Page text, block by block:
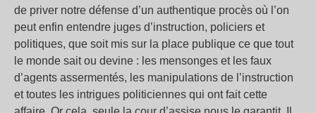
de priver notre défense d’un authentique procès où l’on
peut enfin entendre juges d’instruction, policiers et
politiques, que soit mis sur la place publique ce que tout
le monde sait ou devine : les mensonges et les faux
d’agents assermentés, les manipulations de l’instruction
et toutes les intrigues politiciennes qui ont fait cette